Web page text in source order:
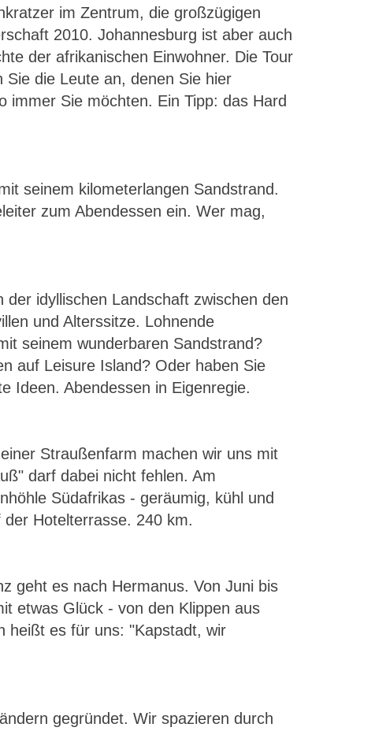
im Zentrum, die großzügigen
2010. Johannesburg ist aber auch
der afrikanischen Einwohner. Die Tour
die Leute an, denen Sie hier
immer Sie möchten. Ein Tipp: das Hard
seinem kilometerlangen Sandstrand.
zum Abendessen ein. Wer mag,
idyllischen Landschaft zwischen den
und Alterssitze. Lohnende
seinem wunderbaren Sandstrand?
auf Leisure Island? Oder haben Sie
Ideen. Abendessen in Eigenregie.
Straußenfarm machen wir uns mit
darf dabei nicht fehlen. Am
Südafrikas - geräumig, kühl und
Hotelterrasse. 240 km.
geht es nach Hermanus. Von Juni bis
etwas Glück - von den Klippen aus
heißt es für uns: "Kapstadt, wir
gegründet. Wir spazieren durch